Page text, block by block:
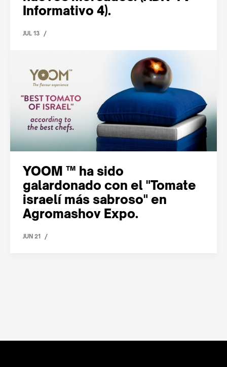
Informativo 4).
JUL 13 /
YOOM ™ ha sido
galardonado con el "Tomate
israelí más sabroso" en
Agromashov Expo.
JUN 21 /